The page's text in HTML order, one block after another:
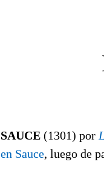
SAUCE (1301) por
en Sauce, luego de